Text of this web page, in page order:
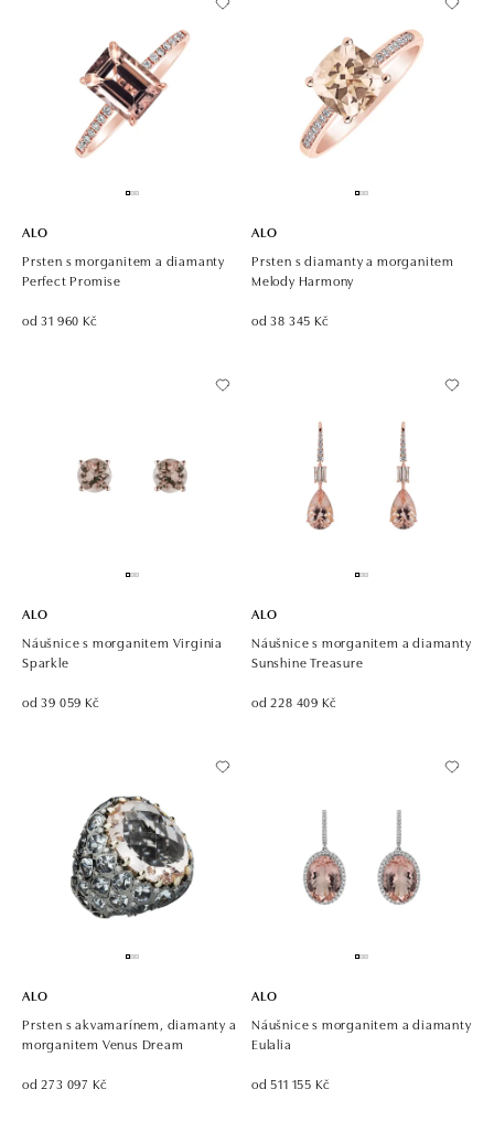
ALO
Prsten s morganitem a diamanty
Perfect Promise
od 31 960 Kč
ALO
Prsten s diamanty a morganitem
Melody Harmony
od 38 345 Kč
ALO
Náušnice s morganitem Virginia
Sparkle
od 39 059 Kč
ALO
Náušnice s morganitem a diamanty
Sunshine Treasure
od 228 409 Kč
ALO
Prsten s akvamarínem, diamanty a
morganitem Venus Dream
od 273 097 Kč
ALO
Náušnice s morganitem a diamanty
Eulalia
od 511 155 Kč